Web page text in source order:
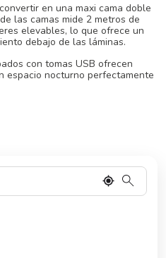
en una maxi cama doble
las camas mide 2 metros de
elevables, lo que ofrece un
debajo de las láminas.
con tomas USB ofrecen
espacio nocturno perfectamente